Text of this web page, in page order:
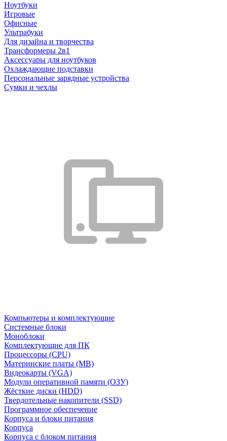
Ноутбуки
Игровые
Офисные
Ультрабуки
Для дизайна и творчества
Трансформеры 2в1
Аксессуары для ноутбуков
Охлаждающие подставки
Персональные зарядные устройства
Сумки и чехлы
Компьютеры и комплектующие
Системные блоки
Моноблоки
Комплектующие для ПК
Процессоры (CPU)
Материнские платы (MB)
Видеокарты (VGA)
Модули оперативной памяти (ОЗУ)
Жёсткие диски (HDD)
Твердотельные накопители (SSD)
Программное обеспечение
Корпуса и блоки питания
Корпуса
Корпуса с блоком питания